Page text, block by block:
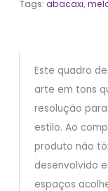
Tags:abacaxi,
Este quadro
arte em tons
resolução
estilo. Ao
produto não
desenvolvido
espaços